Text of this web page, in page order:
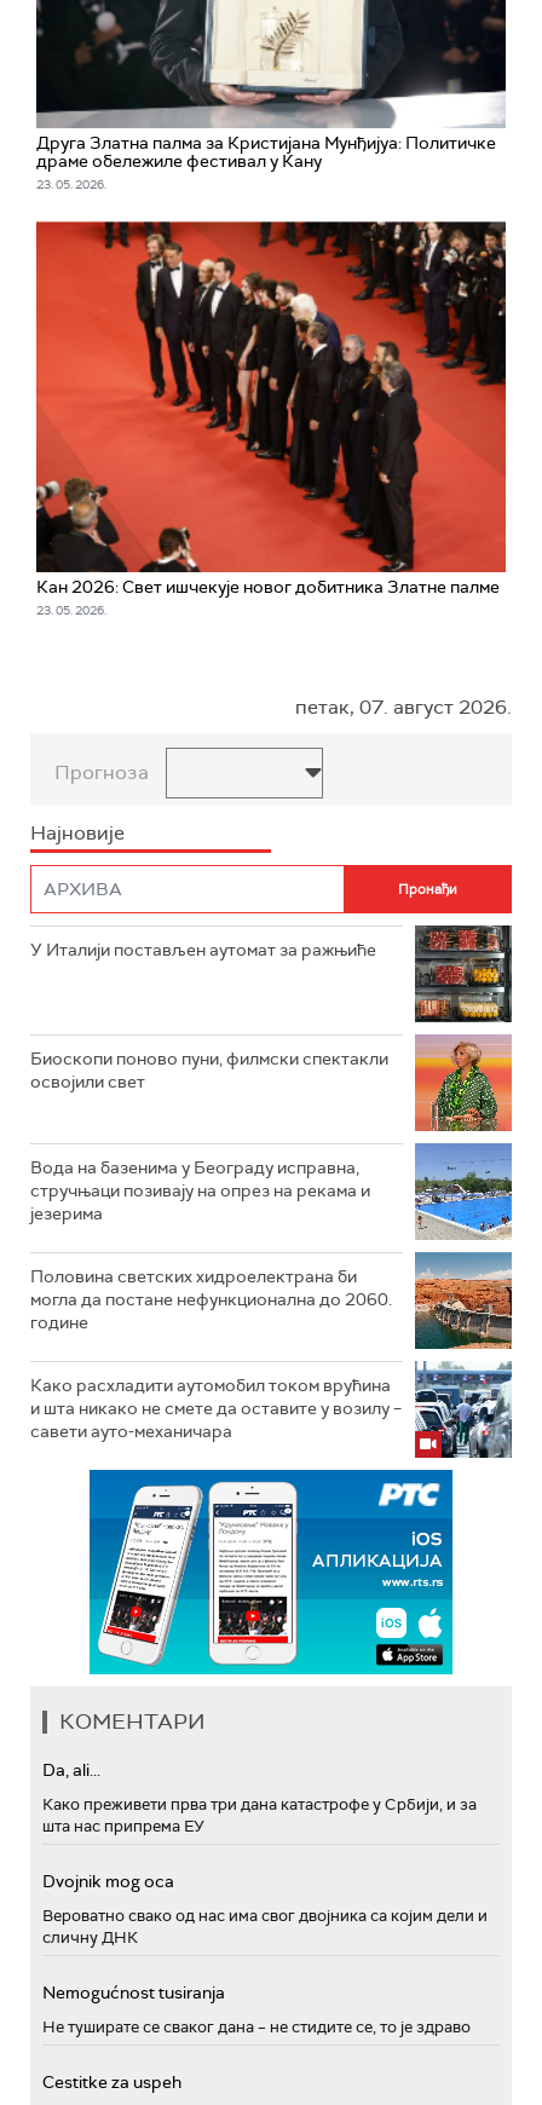
Друга Златна палма за Кристијана Мунђијуа: Политичке
драме обележиле фестивал у Кану
23. 05. 2026.
Кан 2026: Свет ишчекује новог добитника Златне палме
23. 05. 2026.
петак, 07. август 2026.
Прогноза
Најновије
У Италији постављен аутомат за ражњиће
Биоскопи поново пуни, филмски спектакли
освојили свет
Вода на базенима у Београду исправна,
стручњаци позивају на опрез на рекама и
језерима
Половина светских хидроелектрана би
могла да постане нефункционална до 2060.
године
Како расхладити аутомобил током врућина
и шта никако не смете да оставите у возилу –
савети ауто-механичара
КОМЕНТАРИ
Da, ali...
Како преживети прва три дана катастрофе у Србији, и за
шта нас припрема ЕУ
Dvojnik mog oca
Вероватно свако од нас има свог двојника са којим дели и
сличну ДНК
Nemogućnost tusiranja
Не туширате се сваког дана – не стидите се, то је здраво
Cestitke za uspeh